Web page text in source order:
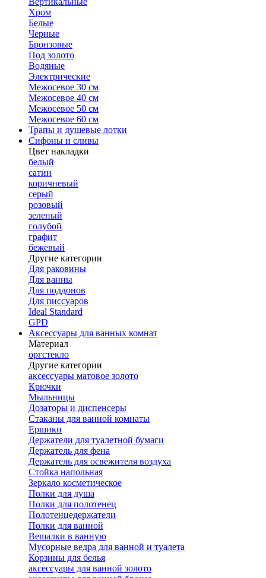
Хром
Белые
Черные
Бронзовые
Под золото
Водяные
Электрические
Межосевое 30 см
Межосевое 40 см
Межосевое 50 см
Межосевое 60 см
Трапы и душевые лотки
Сифоны и сливы
Цвет накладки
белый
сатин
коричневый
серый
розовый
зеленый
голубой
графит
бежевый
Другие категории
Для раковины
Для ванны
Для поддонов
Для писсуаров
Ideal Standard
GPD
Аксессуары для ванных комнат
Материал
оргстекло
Другие категории
аксессуары матовое золото
Крючки
Мыльницы
Дозаторы и диспенсеры
Стаканы для ванной комнаты
Ершики
Держатели для туалетной бумаги
Держатель для фена
Держатель для освежителя воздуха
Стойка напольная
Зеркало косметическое
Полки для душа
Полки для полотенец
Полотенцедержатели
Полки для ванной
Вешалки в ванную
Мусорные ведра для ванной и туалета
Корзины для белья
аксессуары для ванной золото